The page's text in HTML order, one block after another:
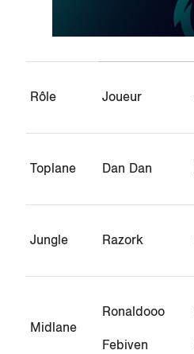
Rôle Joueur
Toplane Dan Dan
Jungle Razork
Midlane
Ronaldooo
Febiven